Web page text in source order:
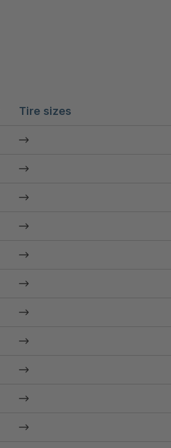
Tire sizes